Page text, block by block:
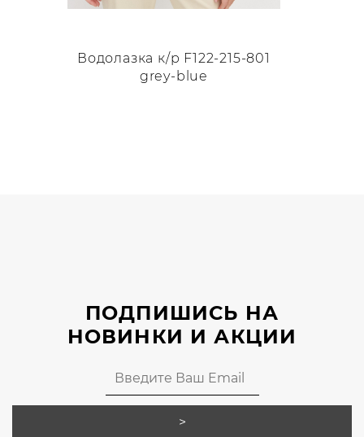
Водолазка к/р F122-215-801
grey-blue
товара.
ПОДПИШИСЬ НА
НОВИНКИ И АКЦИИ